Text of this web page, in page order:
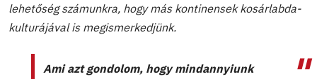
lehetőség számunkra, hogy más kontinensek kosárlabda-
kulturájával is megismerkedjünk.
Ami azt gondolom, hogy mindannyiunk